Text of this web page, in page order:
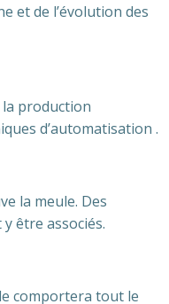
et de l’évolution des
production
d’automatisation .
la meule. Des
être associés.
comportera tout le